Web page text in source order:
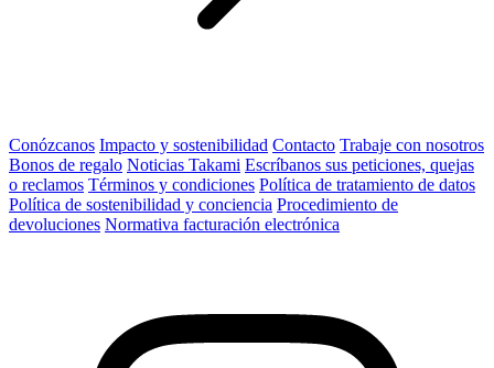
Conózcanos Impacto y sostenibilidad Contacto Trabaje con nosotros
Bonos de regalo Noticias Takami Escríbanos sus peticiones, quejas
o reclamos Términos y condiciones Política de tratamiento de datos
Política de sostenibilidad y conciencia Procedimiento de
devoluciones Normativa facturación electrónica